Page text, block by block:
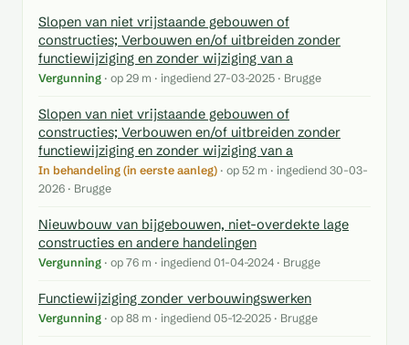
Slopen van niet vrijstaande gebouwen of
constructies; Verbouwen en/of uitbreiden zonder
functiewijziging en zonder wijziging van a
Vergunning · op 29 m · ingediend 27-03-2025 · Brugge
Slopen van niet vrijstaande gebouwen of
constructies; Verbouwen en/of uitbreiden zonder
functiewijziging en zonder wijziging van a
In behandeling (in eerste aanleg) · op 52 m · ingediend 30-03-
2026 · Brugge
Nieuwbouw van bijgebouwen, niet-overdekte lage
constructies en andere handelingen
Vergunning · op 76 m · ingediend 01-04-2024 · Brugge
Functiewijziging zonder verbouwingswerken
Vergunning · op 88 m · ingediend 05-12-2025 · Brugge